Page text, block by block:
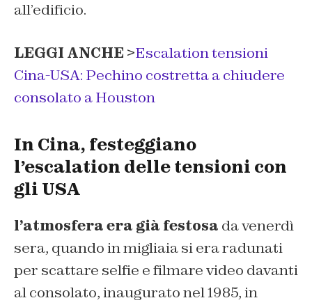
all’edificio.
LEGGI ANCHE >Escalation tensioni
Cina-USA: Pechino costretta a chiudere
consolato a Houston
In Cina, festeggiano
l’escalation delle tensioni con
gli USA
l’atmosfera era già festosa da venerdì
sera, quando in migliaia si era radunati
per scattare selfie e filmare video davanti
al consolato, inaugurato nel 1985, in